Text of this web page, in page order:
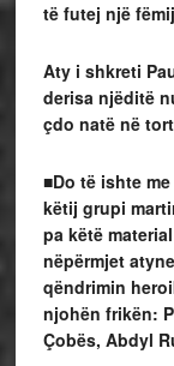
të futej një
Aty i shkreti
derisa njëditë
çdo natë në
■Do të ishte
këtij grupi
pa këtë
nëpërmjet
qëndrimin
njohën frikën:
Çobës, Abdyl